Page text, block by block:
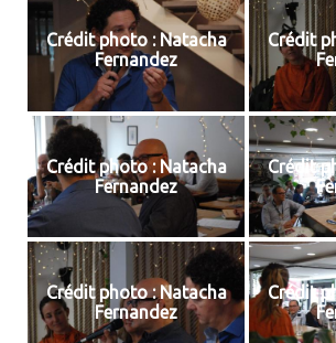
Crédit photo : Natacha
Fernandez
Crédit
Crédit photo : Natacha
Fernandez
Crédit
Crédit photo : Natacha
Fernandez
Crédit